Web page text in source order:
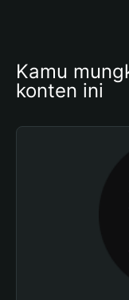
Kamu
konten ini